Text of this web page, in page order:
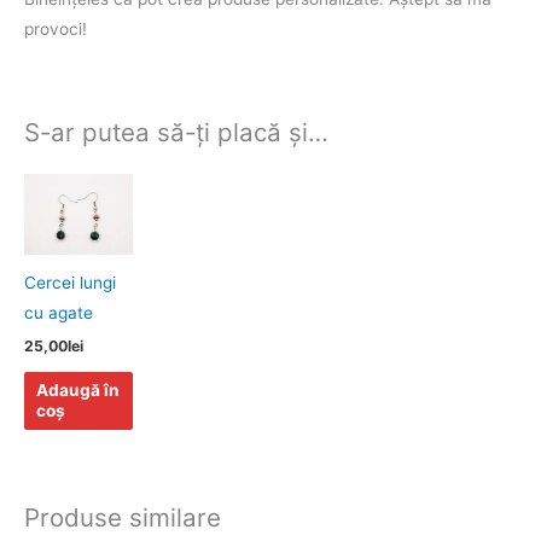
provoci!
S-ar putea să-ți placă și…
Cercei lungi
cu agate
25,00lei
Adaugă în
coș
Produse similare